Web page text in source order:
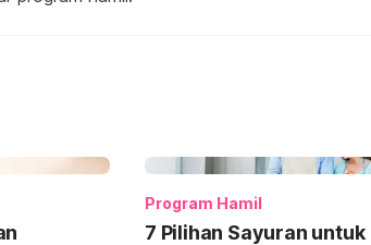
Program Hamil
7 Pilihan Sayuran untuk